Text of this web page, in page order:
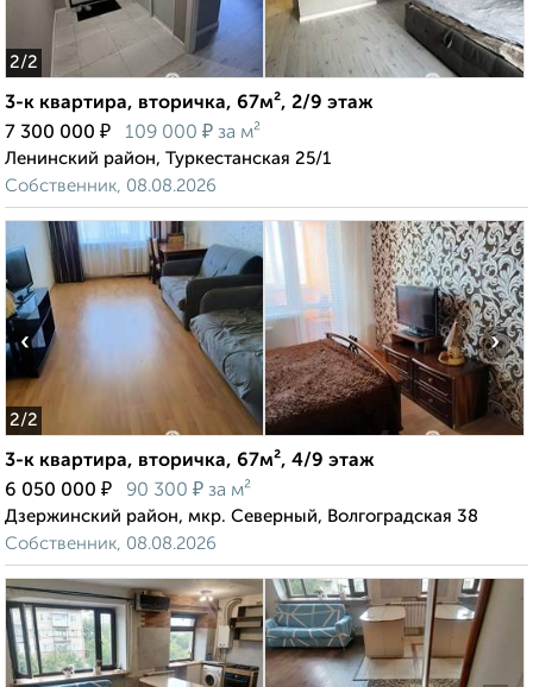
2/2
3-к квартира, вторичка, 67м², 2/9 этаж
7 300 000 ₽ 109 000 ₽ за м²
Ленинский район, Туркестанская 25/1
Собственник, 08.08.2026
2/2
‹ ›
3-к квартира, вторичка, 67м², 4/9 этаж
6 050 000 ₽ 90 300 ₽ за м²
Дзержинский район, мкр. Северный, Волгоградская 38
Собственник, 08.08.2026